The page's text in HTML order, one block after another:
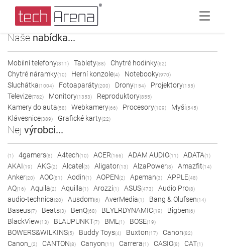
Naše nabídka...
Mobilní telefony(311) Tablety(88) Chytré hodinky(62)
Chytré náramky(10) Herní konzole(4) Notebooky(970)
Sluchátka(1004) Fotoaparáty(200) Drony(154) Projektory(155)
Televize(782) Monitory(1353) Reproduktory(855)
Kamery do auta(58) Webkamery(66) Procesory(109) Myši(545)
Klávesnice(389) Grafické karty(22)
Nej výrobci...
(1) 4gamers(8) A4tech(10) ACER(166) ADAM AUDIO(11) ADATA(1)
AKAI(19) AKG(2) Alcatel (3) Aligator(13) AlzaPower(8) Amazfit(14)
Anker(20) AOC(81) Aodin(1) AOPEN(2) Apeman(3) APPLE(48)
AQ(16) Aquila(2) Aquilla(1) Arozzi(1) ASUS(473) Audio Pro(8)
audio-technica(20) Ausdom(6) AverMedia(1) Bang & Olufsen(14)
Baseus(7) Beats(3) BenQ(68) BEYERDYNAMIC(19) Bigben(6)
BlackView(13) BLAUPUNKT(7) BML (1) BOSE(19)
BOWERS&WILKINS(5) Buddy Toys(4) Buxton(17) Canon(82)
Canon_ (2) CANTON(8) Canyon(11) Carrera(1) CASIO(8) CAT(1)